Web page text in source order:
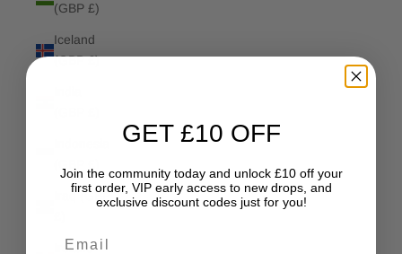
(GBP £)
Iceland
(GBP £)
Iraq (GBP
Ireland
GET £10 OFF
Join the community today and unlock £10 off your
first order, VIP early access to new drops, and
exclusive discount codes just for you!